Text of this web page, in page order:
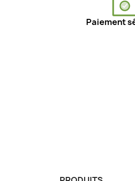
Paiement